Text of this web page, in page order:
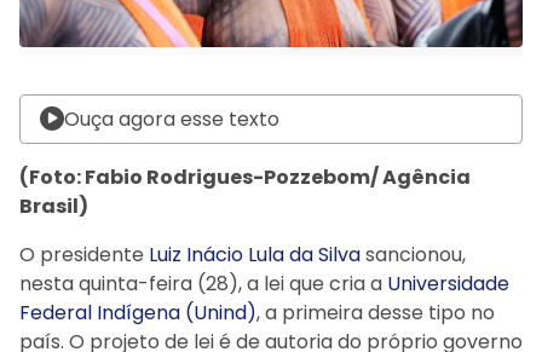
Ouça agora esse texto
(Foto: Fabio Rodrigues-Pozzebom/ Agência
Brasil)
O presidente Luiz Inácio Lula da Silvasancionou,
nesta quinta-feira (28), a lei que cria a Universidade
Federal Indígena (Unind), a primeira desse tipo no
país. O projeto de lei é de autoria do próprio governo